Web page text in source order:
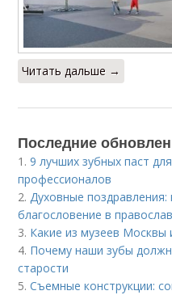
Читать дальше →
Последние
1.9 лучших зубных паст
профессионалов
2.Духовные
благословение в
3. Какие из музеев
4. Почему наши зубы
старости
5.Съемные конструкции: